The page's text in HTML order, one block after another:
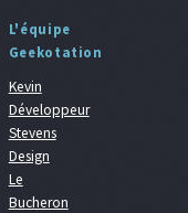
L'équipe
Geekotation
Kevin
Développeur
Stevens
Design
Le
Bucheron